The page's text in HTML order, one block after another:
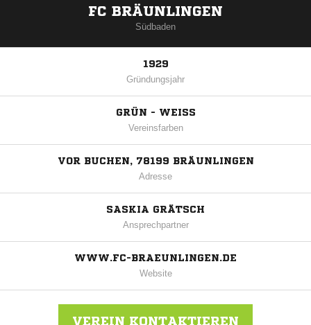
FC BRÄUNLINGEN
Südbaden
1929
Gründungsjahr
GRÜN - WEISS
Vereinsfarben
VOR BUCHEN, 78199 BRÄUNLINGEN
Adresse
SASKIA GRÄTSCH
Ansprechpartner
WWW.FC-BRAEUNLINGEN.DE
Website
VEREIN KONTAKTIEREN